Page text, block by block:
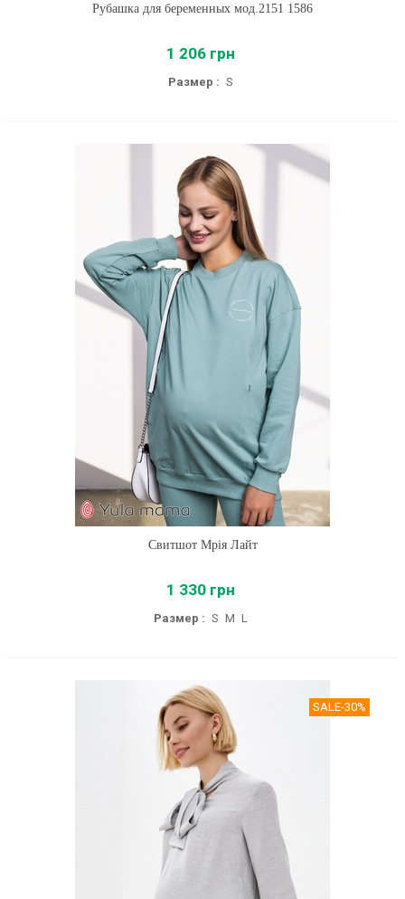
Рубашка для беременных мод.2151 1586
1 206 грн
Размер : S
Свитшот Мрія Лайт
1 330 грн
Размер : S M L
SALE-30%